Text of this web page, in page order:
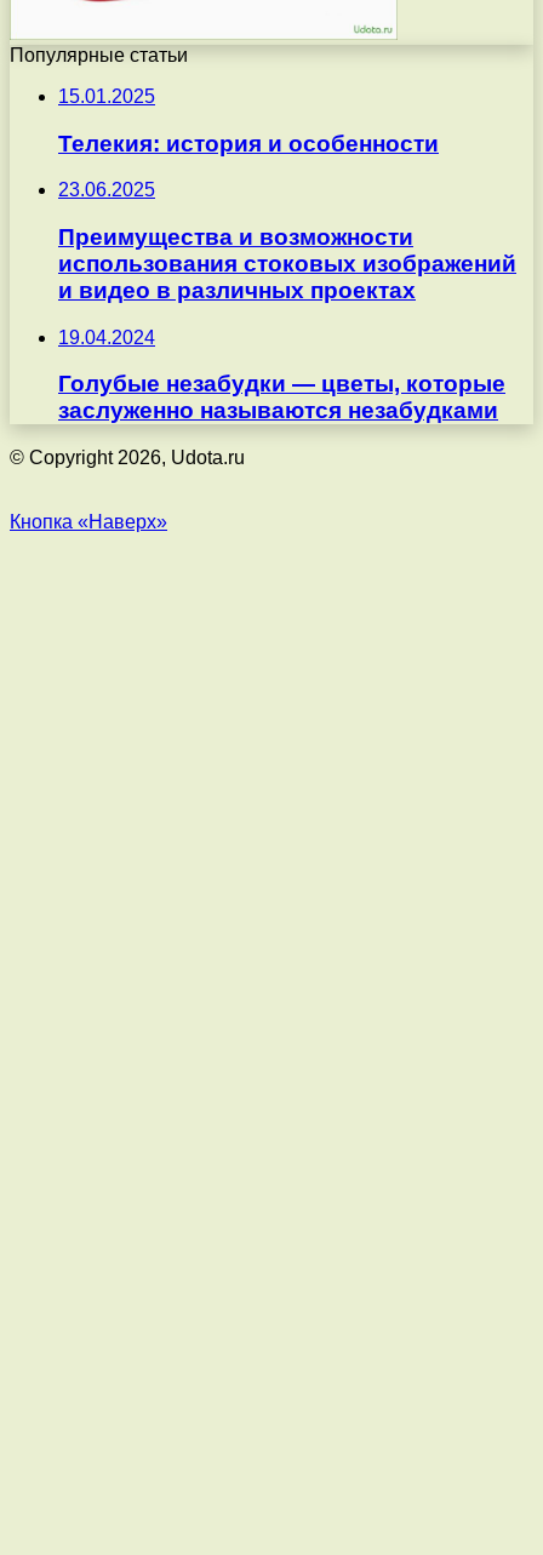
Популярные статьи
15.01.2025
Телекия: история и особенности
23.06.2025
Преимущества и возможности
использования стоковых изображений
и видео в различных проектах
19.04.2024
Голубые незабудки — цветы, которые
заслуженно называются незабудками
© Copyright 2026, Udota.ru
Кнопка «Наверх»